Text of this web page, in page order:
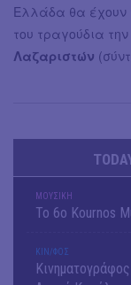
Ελλάδα θα έχουν
του τραγούδια την
Λαζαριστών
ΜΟΥΣΙΚΗ
Το 6ο Kournos
ΚΙΝ/ΦΟΣ